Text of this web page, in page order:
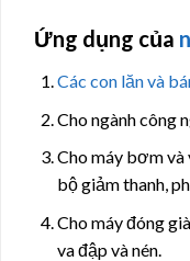
Ứng dụng của
Các con lăn và
Cho ngành công
Cho máy bơm và
bộ giảm thanh,
Cho máy đóng
va đập và nén.